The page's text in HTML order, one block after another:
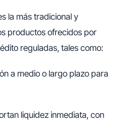
la más tradicional y
productos ofrecidos por
reguladas, tales como:
a medio o largo plazo para
liquidez inmediata, con